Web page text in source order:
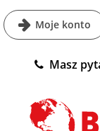
Moje konto
Masz